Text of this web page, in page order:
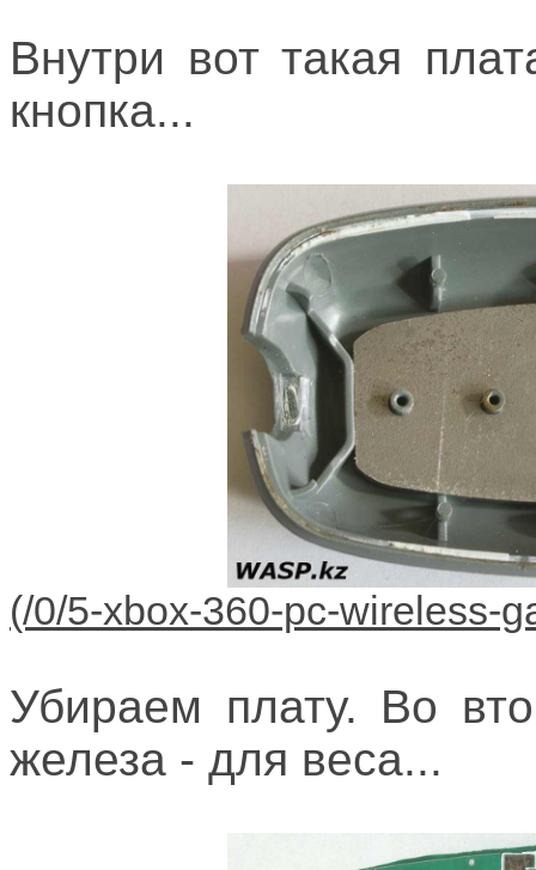
Внутри вот такая
кнопка...
Убираем плату. Во
железа - для веса...